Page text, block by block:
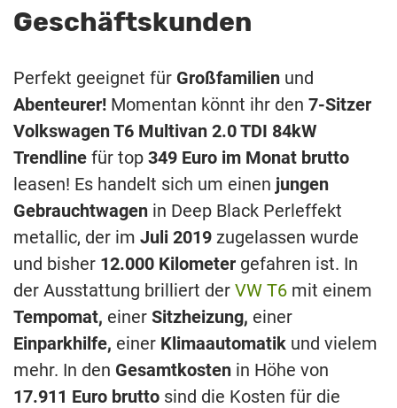
Geschäftskunden
Perfekt geeignet für Großfamilien und
Abenteurer! Momentan könnt ihr den 7-Sitzer
Volkswagen T6 Multivan 2.0 TDI 84kW
Trendline für top 349 Euro im Monat brutto
leasen! Es handelt sich um einen jungen
Gebrauchtwagen in Deep Black Perleffekt
metallic, der im Juli 2019 zugelassen wurde
und bisher 12.000 Kilometer gefahren ist. In
der Ausstattung brilliert der VW T6 mit einem
Tempomat, einer Sitzheizung, einer
Einparkhilfe, einer Klimaautomatik und vielem
mehr. In den Gesamtkosten in Höhe von
17.911 Euro brutto sind die Kosten für die